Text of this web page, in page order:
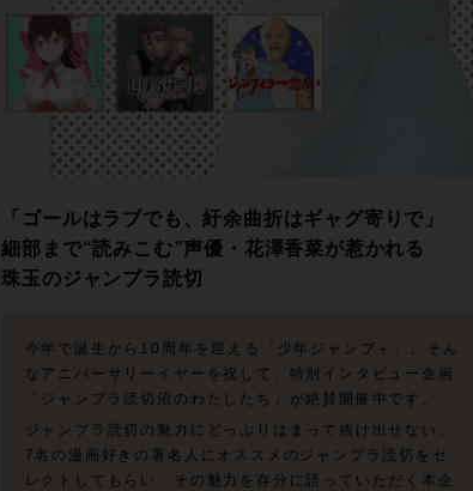
「ゴールはラブでも、紆余曲折はギャグ寄りで」
細部まで“読みこむ”声優・花澤香菜が惹かれる
珠玉のジャンプラ読切
今年で誕生から10周年を迎える「少年ジャンプ＋」。そん
なアニバーサリーイヤーを祝して、特別インタビュー企画
「ジャンプラ読切沼のわたしたち」が絶賛開催中です。
ジャンプラ読切の魅力にどっぷりはまって抜け出せない、
7名の漫画好きの著名人にオススメのジャンプラ読切をセ
レクトしてもらい、その魅力を存分に語っていただく本企